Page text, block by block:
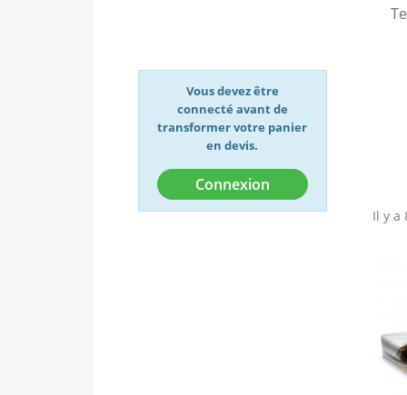
Vous devez être
connecté avant de
transformer votre panier
en devis.
Connexion
Il y a